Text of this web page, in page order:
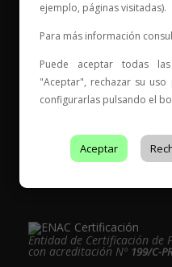
Vinos para compartir
Elige tu vino, con quién
nueva historia.
Entidad de Certificación de
con acreditación Nº 199/C-
ejemplo, páginas visitadas).
Para más información
Puede aceptar todas
"Aceptar", rechazar su
configurarlas pulsando el
Aceptar